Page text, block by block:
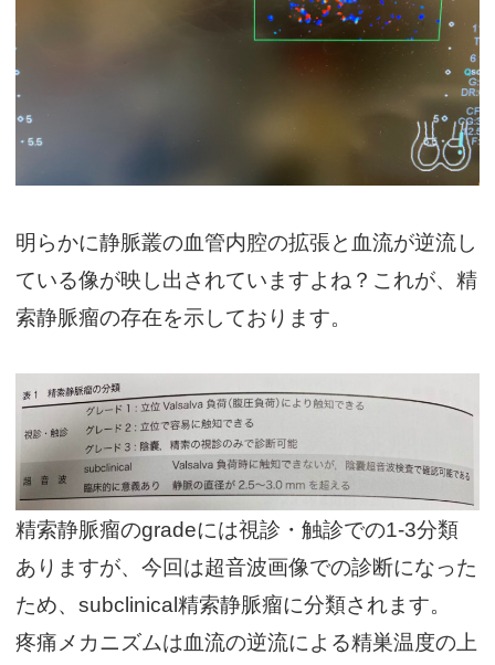
明らかに静脈叢の血管内腔の拡張と血流が逆流し
ている像が映し出されていますよね？これが、精
索静脈瘤の存在を示しております。
精索静脈瘤のgradeには視診・触診での1-3分類
ありますが、今回は超音波画像での診断になった
ため、subclinical精索静脈瘤に分類されます。
疼痛メカニズムは血流の逆流による精巣温度の上